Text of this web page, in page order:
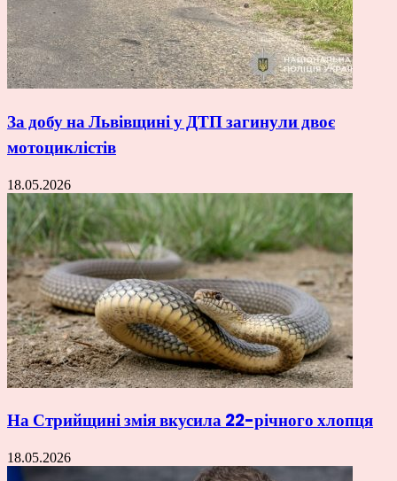
За добу на Львівщині у ДТП загинули двоє
мотоциклістів
18.05.2026
На Стрийщині змія вкусила 22-річного хлопця
18.05.2026